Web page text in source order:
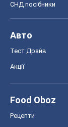
СНД посібники
Авто
Тест Драйв
Акції
Food Oboz
Рецепти